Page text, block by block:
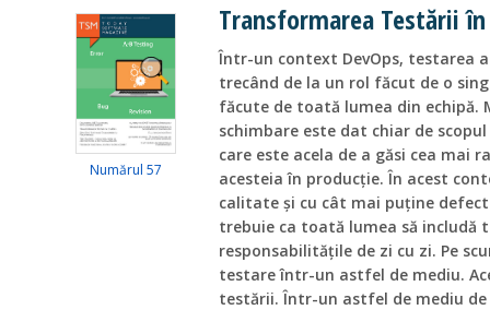
Numărul 57
Transformarea Testării în
Într-un context DevOps, testarea
trecând de la un rol făcut de o
făcute de toată lumea din
schimbare este dat chiar de
care este acela de a găsi cea mai
acesteia în producție. În acest
calitate și cu cât mai puține
trebuie ca toată lumea să includă
responsabilitățile de zi cu zi. Pe
testare într-un astfel de mediu.
testării. Într-un astfel de mediu de